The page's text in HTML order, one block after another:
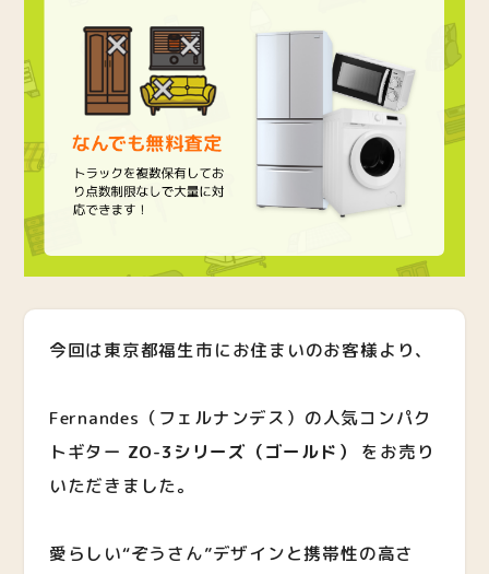
今回は東京都福生市にお住まいのお客様より、
Fernandes（フェルナンデス）の人気コンパク
トギター ZO-3シリーズ（ゴールド）
をお売り
いただきました。
愛らしい“ぞうさん”デザインと携帯性の高さ